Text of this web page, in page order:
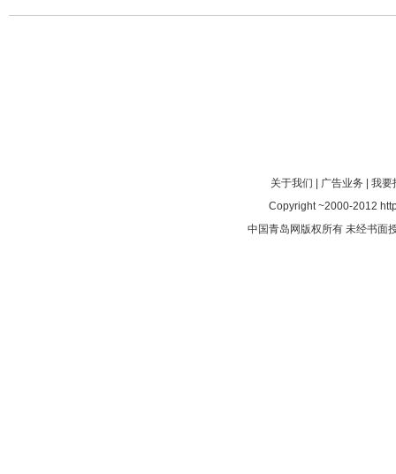
关于我们 广告业务
我要
Copyright ~2000-2012
中国青岛网版权所有 未经书面